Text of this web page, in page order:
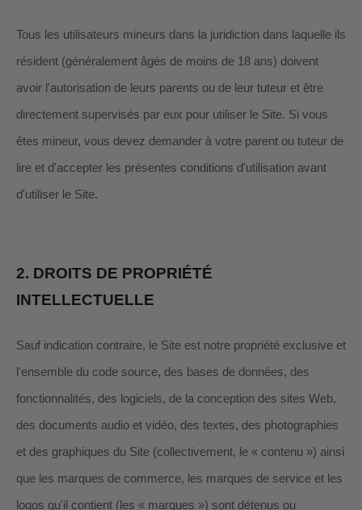
Tous les utilisateurs mineurs dans la juridiction dans laquelle ils
résident (généralement âgés de moins de 18 ans) doivent
avoir l'autorisation de leurs parents ou de leur tuteur et être
directement supervisés par eux pour utiliser le Site. Si vous
êtes mineur, vous devez demander à votre parent ou tuteur de
lire et d'accepter les présentes conditions d'utilisation avant
d'utiliser le Site.
2. DROITS DE PROPRIÉTÉ
INTELLECTUELLE
Sauf indication contraire, le Site est notre propriété exclusive et
l'ensemble du code source, des bases de données, des
fonctionnalités, des logiciels, de la conception des sites Web,
des documents audio et vidéo, des textes, des photographies
et des graphiques du Site (collectivement, le « contenu ») ainsi
que les marques de commerce, les marques de service et les
logos qu'il contient (les « marques ») sont détenus ou